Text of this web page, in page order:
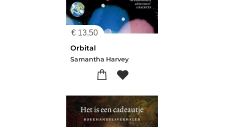
€ 13,50
Orbital
Samantha Harvey